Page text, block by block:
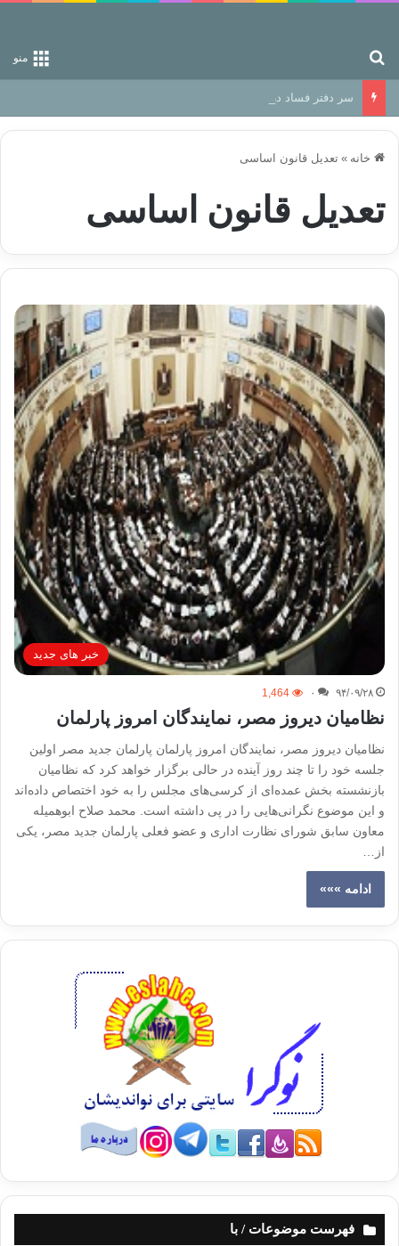
منو
سر دفتر فساد در زمین‌، دوری وکناره‌گیری از راه خداست‌!
خانه » تعدیل قانون اساسی
تعدیل قانون اساسی
خبر های جدید
۹۴/۰۹/۲۸ ۰ 1,464
نظامیان دیروز مصر، نمایندگان امروز پارلمان
نظامیان دیروز مصر، نمایندگان امروز پارلمان پارلمان جدید مصر اولین
جلسه خود را تا چند روز آینده در حالی برگزار خواهد کرد که نظامیان
بازنشسته بخش عمده‌ای از کرسی‌های مجلس را به خود اختصاص داده‌اند
و این موضوع نگرانی‌هایی را در پی داشته است. محمد صلاح ابوهمیله
معاون سابق شورای نظارت اداری و عضو فعلی پارلمان جدید مصر، یکی
از…
ادامه »»»
فهرست موضوعات / با